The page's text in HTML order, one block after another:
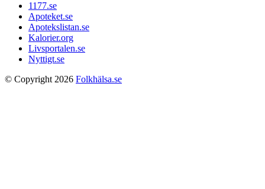
1177.se
Apoteket.se
Apotekslistan.se
Kalorier.org
Livsportalen.se
Nyttigt.se
© Copyright 2026 Folkhälsa.se